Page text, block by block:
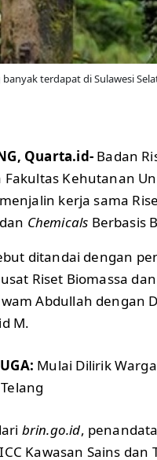
terdapat di Sulawesi
Quarta.id-Badan
Fakultas Kehutanan
kerja sama
Chemicals Berbasis
ditandai dengan
Riset Biomassa
Abdullah dengan
M.
Mulai Dilirik
brin.go.id,
Kawasan Sains dan